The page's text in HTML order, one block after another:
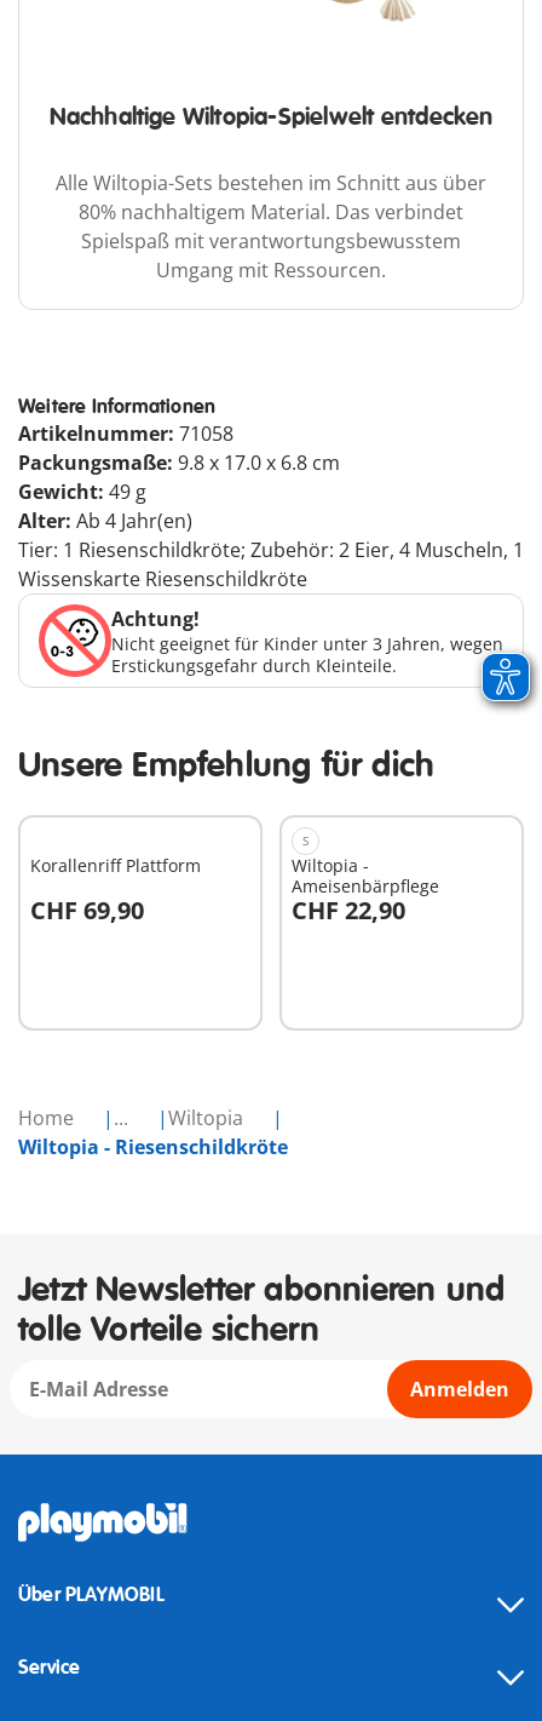
Home ...
Wiltopia
Wiltopia - Riesenschildkröte
Nachhaltige Wiltopia-Spielwelt entdecken
Alle Wiltopia-Sets bestehen im Schnitt aus über
80% nachhaltigem Material. Das verbindet
Spielspaß mit verantwortungsbewusstem
Umgang mit Ressourcen.
Weitere Informationen
Artikelnummer: 71058
Packungsmaße: 9.8 x 17.0 x 6.8 cm
Gewicht: 49 g
Alter: Ab 4 Jahr(en)
Tier: 1 Riesenschildkröte; Zubehör: 2 Eier, 4 Muscheln, 1
Wissenskarte Riesenschildkröte
Achtung!
Nicht geeignet für Kinder unter 3 Jahren, wegen
Erstickungsgefahr durch Kleinteile.
Unsere Empfehlung für dich
Korallenriff Plattform
CHF 69,90
In den Warenkorb
S
Wiltopia -
Ameisenbärpflege
CHF 22,90
In den Warenkorb
Jetzt Newsletter abonnieren und
tolle Vorteile sichern
Anmelden
Über PLAYMOBIL
Service